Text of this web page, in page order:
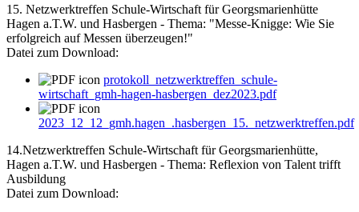
15. Netzwerktreffen Schule-Wirtschaft für Georgsmarienhütte
Hagen a.T.W. und Hasbergen - Thema: "Messe-Knigge: Wie Sie
erfolgreich auf Messen überzeugen!"
Datei zum Download:
protokoll_netzwerktreffen_schule-
wirtschaft_gmh-hagen-hasbergen_dez2023.pdf
2023_12_12_gmh.hagen_.hasbergen_15._netzwerktreffen.pdf
14.Netzwerktreffen Schule-Wirtschaft für Georgsmarienhütte,
Hagen a.T.W. und Hasbergen - Thema: Reflexion von Talent trifft
Ausbildung
Datei zum Download: